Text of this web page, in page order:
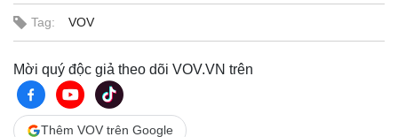
Tag: VOV
Mời quý độc giả theo dõi VOV.VN trên
Thêm VOV trên Google